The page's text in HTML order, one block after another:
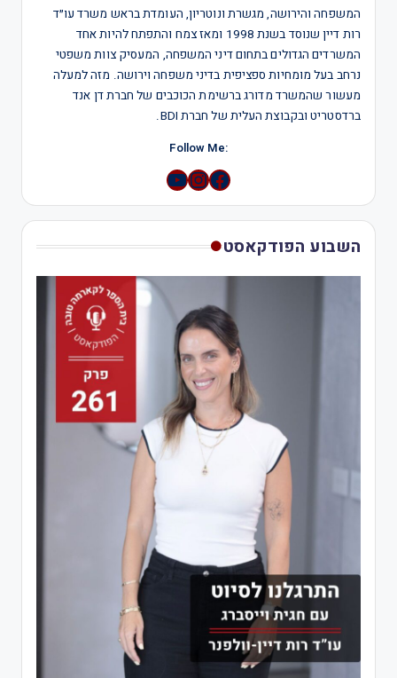
המשפחה והירושה, מגשרת ונוטריון, העומדת בראש משרד עו״ד
רות דיין שנוסד בשנת 1998 ומאז צמח והתפתח להיות אחד
המשרדים הגדולים בתחום דיני המשפחה, המעסיק צוות משפטי
נרחב בעל מומחיות ספציפית בדיני משפחה וירושה. מזה למעלה
מעשור שהמשרד מדורג ברשימת הכוכבים של חברת דן אנד
ברדסטריט ובקבוצת העלית של חברת BDI.
:Follow Me
Instagram
YouTube
השבוע הפודקאסט